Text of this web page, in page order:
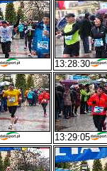
13:28:30
13:29:05